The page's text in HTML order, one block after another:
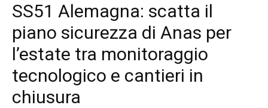
SS51 Alemagna: scatta il
piano sicurezza di Anas per
l’estate tra monitoraggio
tecnologico e cantieri in
chiusura